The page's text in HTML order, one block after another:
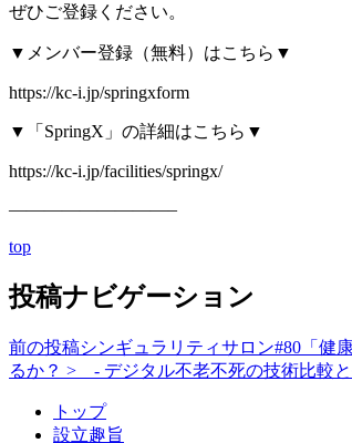
ぜひご登録ください。
▼メンバー登録（無料）はこちら▼
https://kc-i.jp/springxform
▼「SpringX」の詳細はこちら▼
https://kc-i.jp/facilities/springx/
—————————–
top
投稿ナビゲーション
前の投稿シンギュラリティサロン#80「健
るか？ > - デジタル不老不死の技術比較と
トップ
設立趣旨